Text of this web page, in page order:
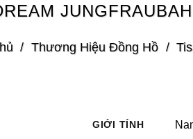
/ Thương Hiệu Đồng Hồ /
GIỚI TÍNH